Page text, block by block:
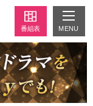
番組表 MENU